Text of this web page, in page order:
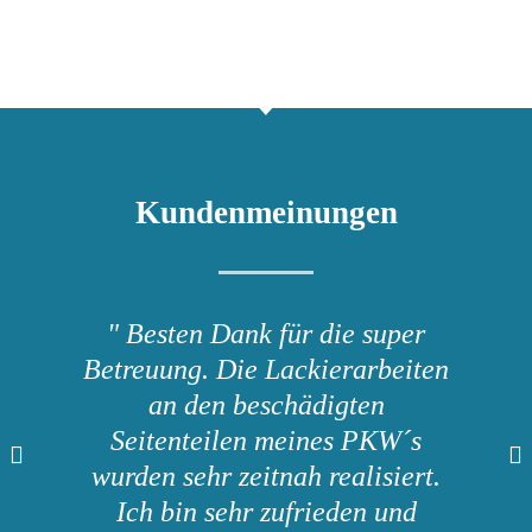
Kundenmeinungen
" Besten Dank für die super
Betreuung. Die Lackierarbeiten
an den beschädigten
Seitenteilen meines PKW´s
wurden sehr zeitnah realisiert.
Ich bin sehr zufrieden und